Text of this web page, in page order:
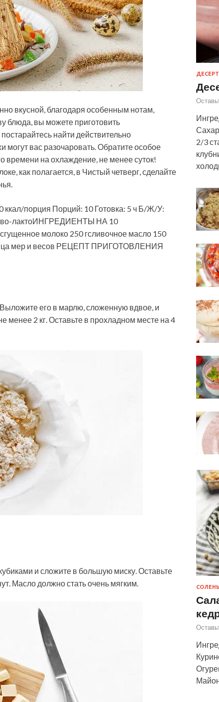
вкусной, благодаря особенным нотам,
блюда, вы можете приготовить
найти действительно
могут вас разочаровать. Обратите особое
времени на охлаждение, не менее суток!
как полагается, в Чистый четверг, сделайте
ккал/порция Порций: 10 Готовка: 5 ч Б/Ж/У:
ово-лактоИНГРЕДИЕНТЫ НА 10
молоко 250 гсливочное масло 150
мер и весов РЕЦЕПТ ПРИГОТОВЛЕНИЯ
его в марлю, сложенную вдвое, и
менее 2 кг. Оставьте в прохладном месте на 4
и сложите в большую миску. Оставьте
Масло должно стать очень мягким.
2/3